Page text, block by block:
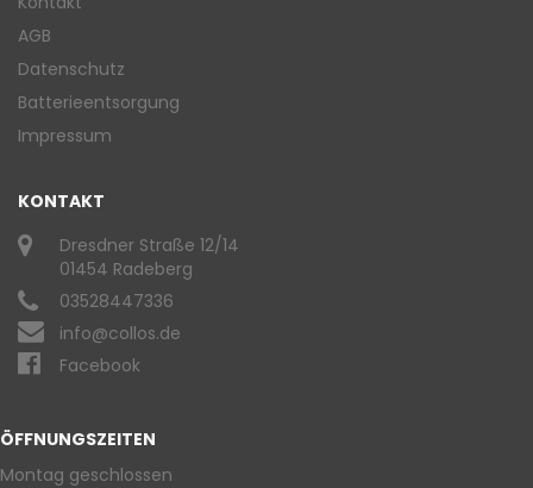
AGB
Datenschutz
Batterieentsorgung
Impressum
KONTAKT
Dresdner Straße 12/14
01454 Radeberg
03528447336
info@collos.de
Facebook
ÖFFNUNGSZEITEN
Montag geschlossen